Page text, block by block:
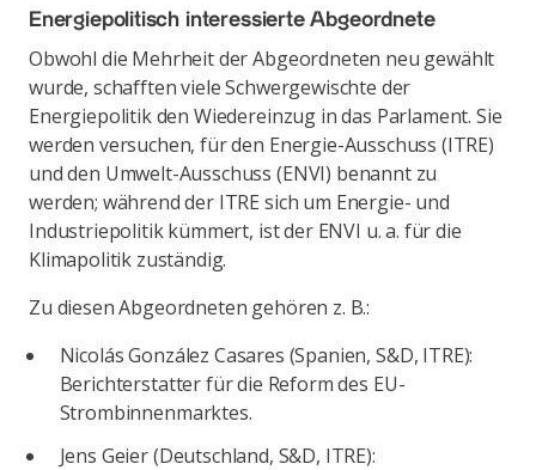
Energiepolitisch interessierte Abgeordnete
Obwohl die Mehrheit der Abgeordneten neu gewählt
wurde, schafften viele Schwergewischte der
Energiepolitik den Wiedereinzug in das Parlament. Sie
werden versuchen, für den Energie-Ausschuss (ITRE)
und den Umwelt-Ausschuss (ENVI) benannt zu
werden; während der ITRE sich um Energie- und
Industriepolitik kümmert, ist der ENVI u. a. für die
Klimapolitik zuständig.
Zu diesen Abgeordneten gehören z. B.:
Nicolás González Casares (Spanien, S&D, ITRE):
Berichterstatter für die Reform des EU-
Strombinnenmarktes.
Jens Geier (Deutschland, S&D, ITRE):